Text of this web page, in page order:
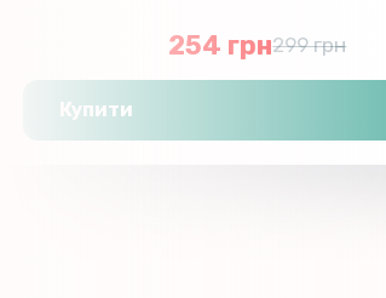
254 грн299 грн
Купити